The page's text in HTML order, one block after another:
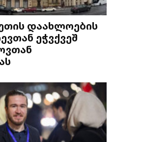
დაახლოების
ეჭვქვეშ